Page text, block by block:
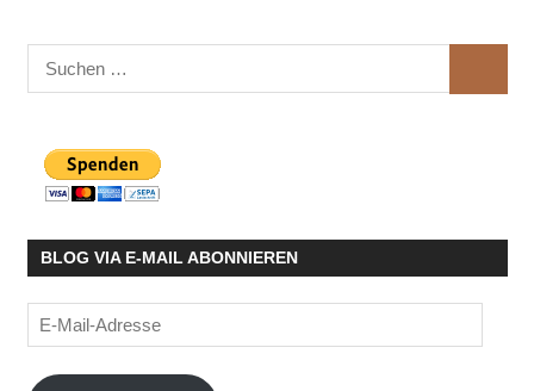
Suchen
nach:
BLOG VIA E-MAIL ABONNIEREN
E-
Mail-
Adresse